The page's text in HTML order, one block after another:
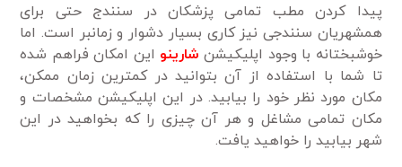
پیدا کردن مطب تمامی پزشکان در سنندج حتی برای
همشهریان سنندجی نیز کاری بسیار دشوار و زمانبر است. اما
خوشبختانه با وجود اپلیکیشن شارینو این امکان فراهم شده
تا شما با استفاده از آن بتوانید در کمترین زمان ممکن،
مکان مورد نظر خود را بیابید. در این اپلیکیشن مشخصات و
مکان تمامی مشاغل و هر آن چیزی را که بخواهید در این
شهر بیابید را خواهید یافت.